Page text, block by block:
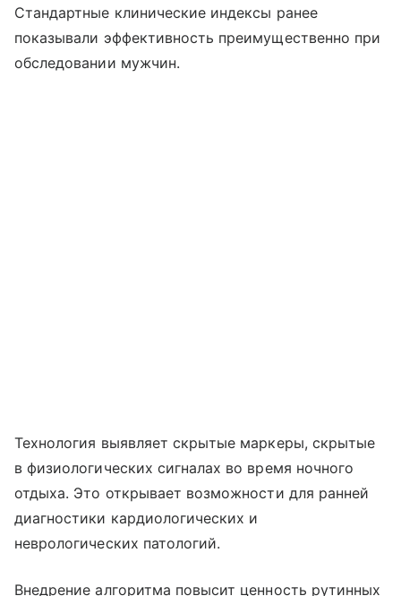
Стандартные клинические индексы ранее
показывали эффективность преимущественно при
обследовании мужчин.
Технология выявляет скрытые маркеры, скрытые
в физиологических сигналах во время ночного
отдыха. Это открывает возможности для ранней
диагностики кардиологических и
неврологических патологий.
Внедрение алгоритма повысит ценность рутинных